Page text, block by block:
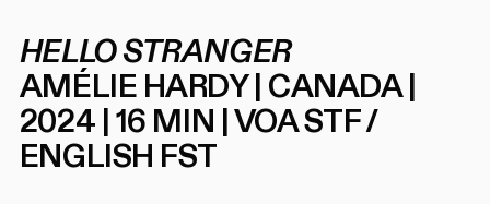
HELLO STRANGER
AMÉLIE HARDY | CANADA |
2024 | 16 MIN | VOA STF /
ENGLISH FST